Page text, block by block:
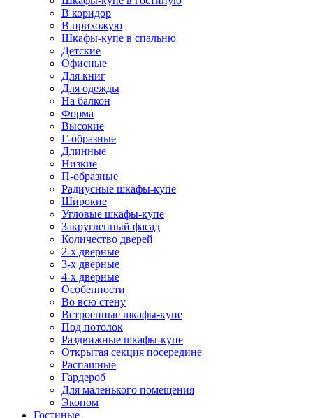
В коридор
В прихожую
Шкафы-купе в спальню
Детские
Офисные
Для книг
Для одежды
На балкон
Форма
Высокие
Г-образные
Длинные
Низкие
П-образные
Радиусные шкафы-купе
Широкие
Угловые шкафы-купе
Закругленный фасад
Количество дверей
2-х дверные
3-х дверные
4-х дверные
Особенности
Во всю стену
Встроенные шкафы-купе
Под потолок
Раздвижные шкафы-купе
Открытая секция посередине
Распашные
Гардероб
Для маленького помещения
Эконом
Гостиные